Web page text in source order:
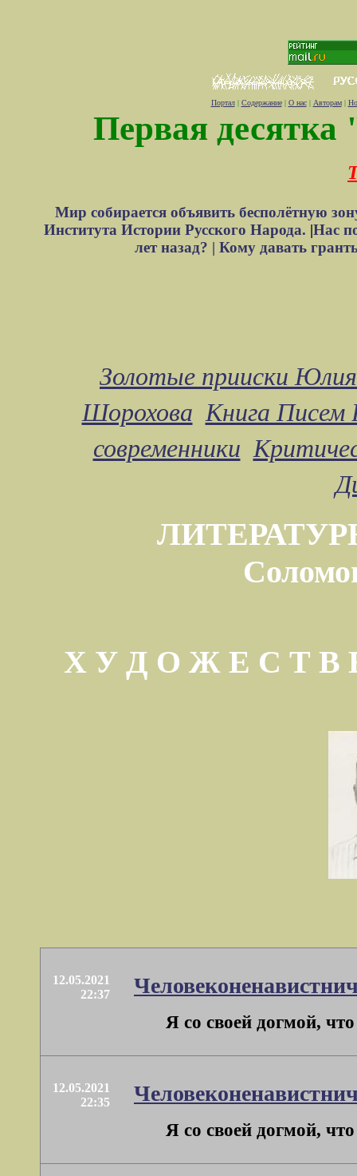
Портал| Содержание| О нас| Авторам|
Первая десятка
Мир собирается объявить бесполётную
Института Истории Русского Народа. |Нас
лет назад? | Кому давать
Золотые прииски
Шорохова Книга Писем
современники
Х У Д О Ж Е С Т
12.05.2021
22:37
Я со своей догмой,
12.05.2021
22:35
Я со своей догмой,